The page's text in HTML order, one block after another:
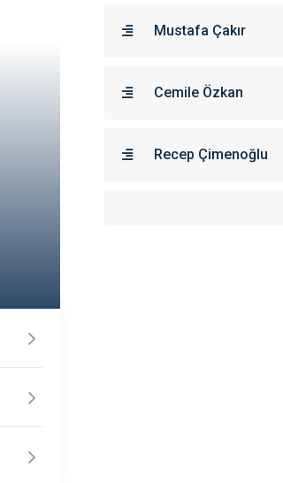
Mustafa Çakır
Cemile Özkan
Recep Çimenoğlu